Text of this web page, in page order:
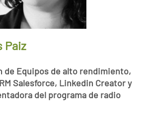
Paiz
de Equipos de alto rendimiento,
Salesforce, Linkedin Creator y
del programa de radio